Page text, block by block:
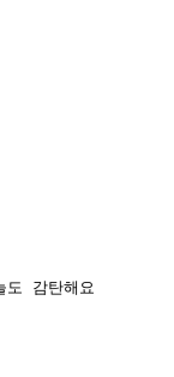
감탄해요